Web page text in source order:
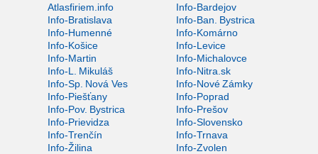
Atlasfiriem.info
Info-Bardejov
Info-Bratislava
Info-Ban. Bystrica
Info-Humenné
Info-Komárno
Info-Košice
Info-Levice
Info-Martin
Info-Michalovce
Info-L. Mikuláš
Info-Nitra.sk
Info-Sp. Nová Ves
Info-Nové Zámky
Info-Piešťany
Info-Poprad
Info-Pov. Bystrica
Info-Prešov
Info-Prievidza
Info-Slovensko
Info-Trenčín
Info-Trnava
Info-Žilina
Info-Zvolen